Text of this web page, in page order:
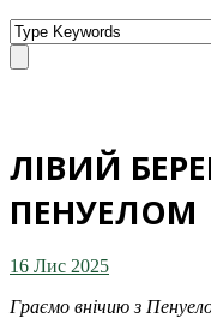
ЛІВИЙ
ПЕНУЕЛОМ
16 Лис 2025
Граємо внічию з